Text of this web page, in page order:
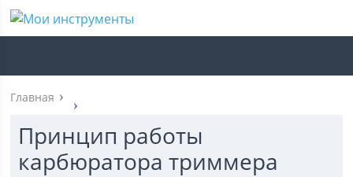
Главная
Принцип работы
карбюратора триммера